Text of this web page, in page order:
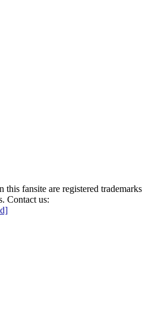
this fansite are registered trademarks
Contact us: